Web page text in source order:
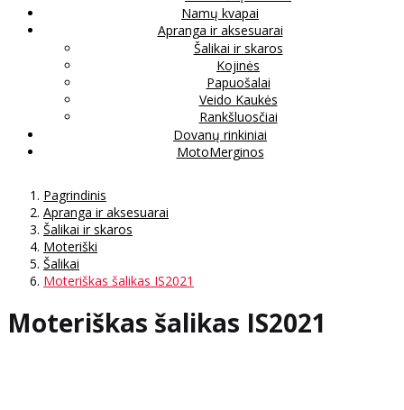
Namų kvapai
Apranga ir aksesuarai
Šalikai ir skaros
Kojinės
Papuošalai
Veido Kaukės
Rankšluosčiai
Dovanų rinkiniai
MotoMerginos
Pagrindinis
Apranga ir aksesuarai
Šalikai ir skaros
Moteriški
Šalikai
Moteriškas šalikas IS2021
Moteriškas šalikas IS2021